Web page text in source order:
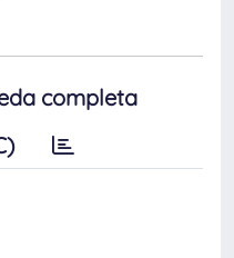
completa